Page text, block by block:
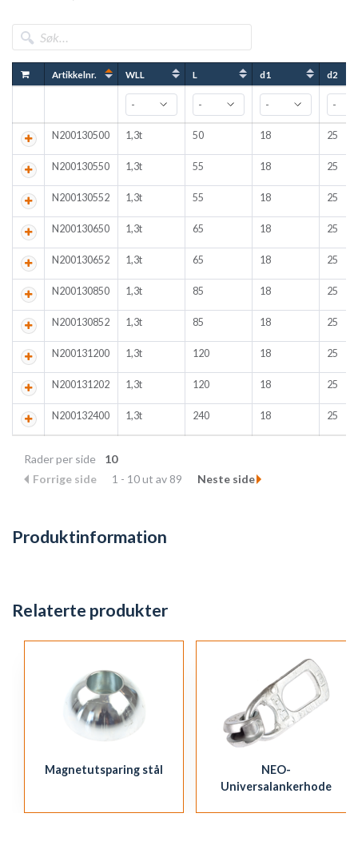
Artikkelnr. WLL L d1 d2
N200130500 1,3t 50 18 25
N200130550 1,3t 55 18 25
N200130552 1,3t 55 18 25
N200130650 1,3t 65 18 25
N200130652 1,3t 65 18 25
N200130850 1,3t 85 18 25
N200130852 1,3t 85 18 25
N200131200 1,3t 120 18 25
N200131202 1,3t 120 18 25
N200132400 1,3t 240 18 25
Rader per side
10
Forrige side
1 - 10 ut av 89 Neste side
Produktinformation
Relaterte produkter
Magnetutsparing stål
NEO-
Universalankerhode